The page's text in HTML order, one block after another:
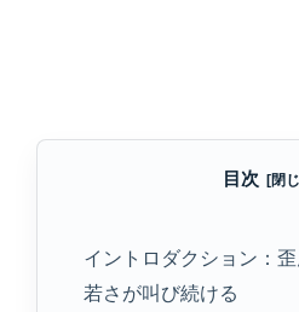
目次
イントロダクション：歪
若さが叫び続ける